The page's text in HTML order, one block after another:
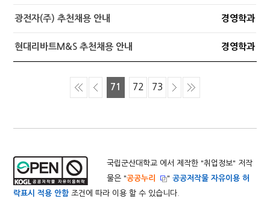
광전자(주) 추천채용 안내 경영학과
현대리바트M&S 추천채용 안내 경영학과
71 72 73
국립군산대학교 에서 제작한 "취업정보" 저작
물은 "공공누리 "공공저작물 자유이용 허
락표시 적용 안함조건에 따라 이용 할 수 있습니다.